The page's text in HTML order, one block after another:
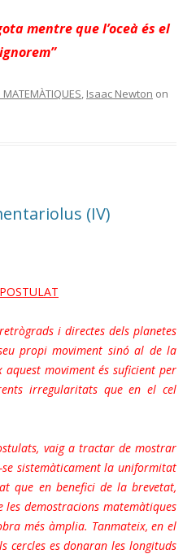
mentre que l’oceà és el
MATEMÀTIQUES, Isaac Newton on
(IV)
i directes dels planetes
propi moviment sinó al de la
moviment és suficient per
irregularitats que en el cel
vaig a tractar de mostrar
sistemàticament la uniformitat
que en benefici de la brevetat,
demostracions matemàtiques
més àmplia. Tanmateix, en el
cercles es donaran les longituds